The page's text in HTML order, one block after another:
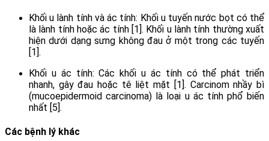
Khối u lành tính và ác tính: Khối u tuyến nước bọt có thể
là lành tính hoặc ác tính [1]. Khối u lành tính thường xuất
hiện dưới dạng sưng không đau ở một trong các tuyến
[1].
Khối u ác tính: Các khối u ác tính có thể phát triển
nhanh, gây đau hoặc tê liệt mặt [1]. Carcinom nhầy bì
(mucoepidermoid carcinoma) là loại u ác tính phổ biến
nhất [5].
Các bệnh lý khác